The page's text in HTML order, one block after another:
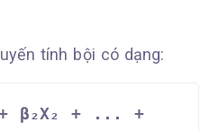
tính bội có dạng:
β₂X₂ + ... +